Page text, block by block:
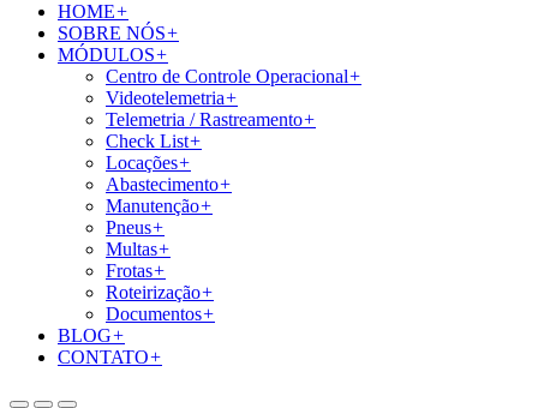
HOME+
SOBRE NÓS+
MÓDULOS+
Centro de Controle Operacional+
Videotelemetria+
Telemetria / Rastreamento+
Check List+
Locações+
Abastecimento+
Manutenção+
Pneus+
Multas+
Frotas+
Roteirização+
Documentos+
BLOG+
CONTATO+